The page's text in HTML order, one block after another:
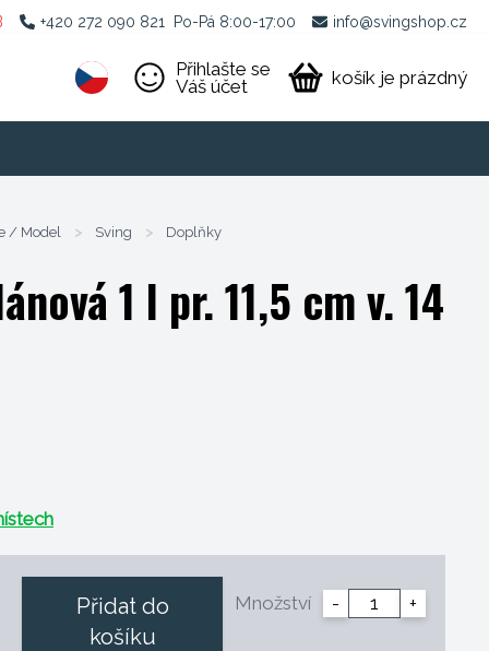
+420 272 090 821 Po-Pá 8:00-17:00 info@svingshop.cz
Přihlašte se
Váš účet
košík je prázdný
/ Model > Sving > Doplňky
1 l pr. 11,5 cm v. 14
Množství - +
Přidat do
košíku